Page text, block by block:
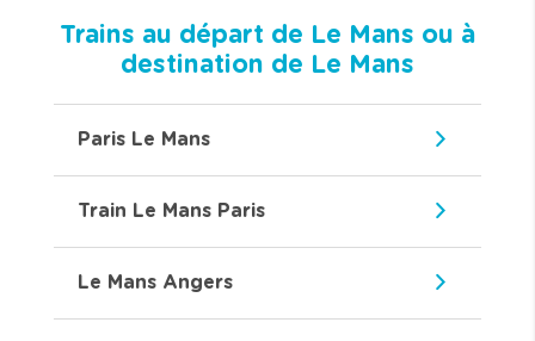
Trains au départ de Le Mans ou à
destination de Le Mans
Paris Le Mans
Train Le Mans Paris
Le Mans Angers